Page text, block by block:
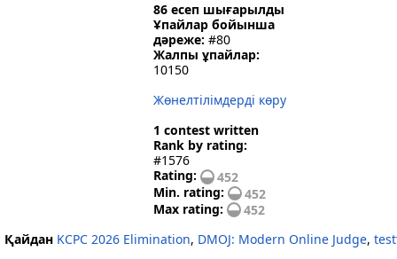
86 есеп шығарылды
Ұпайлар бойынша
дәреже: #80
Жалпы ұпайлар:
10150
Жөнелтілімдерді көру
1 contest written
Rank by rating:
#1576
Rating:
452
Min. rating:
452
Max rating:
452
Қайдан KCPC 2026 Elimination, DMOJ: Modern Online Judge,